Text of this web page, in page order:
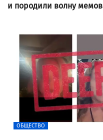
и породили волну мемов
ОБЩЕСТВО